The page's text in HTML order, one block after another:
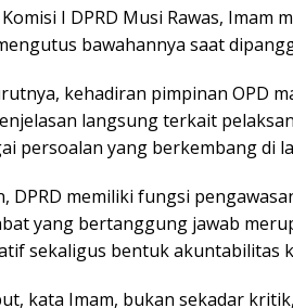
I DPRD Musi Rawas, Imam
bawahannya saat
kehadiran pimpinan OPD
langsung terkait
persoalan yang berkembang di
DPRD memiliki fungsi
yang bertanggung jawab
sekaligus bentuk akuntabilitas
kata Imam, bukan sekadar